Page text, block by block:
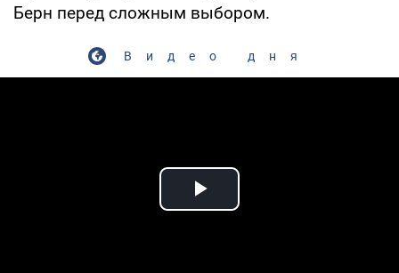
Берн перед сложным выбором.
Видео дня
Play Video